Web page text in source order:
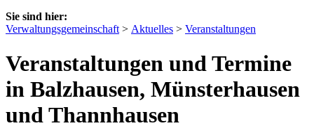
Sie sind hier:
Verwaltungsgemeinschaft > Aktuelles > Veranstaltungen
Veranstaltungen und Termine
in Balzhausen, Münsterhausen
und Thannhausen